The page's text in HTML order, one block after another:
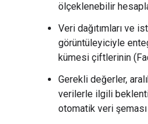
ölçeklenebilir
Veri dağıtımları ve
görüntüleyiciyle
kümesi çiftlerinin
Gerekli değerler,
verilerle ilgili
otomatik veri